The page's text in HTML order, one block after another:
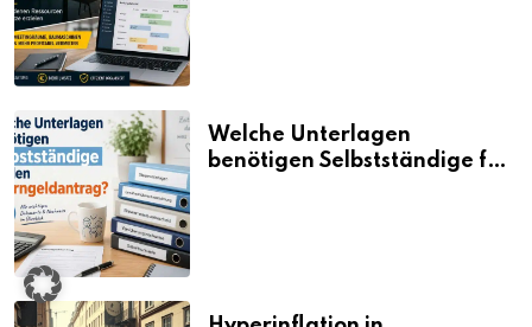
Welche Unterlagen
benötigen Selbstständige für